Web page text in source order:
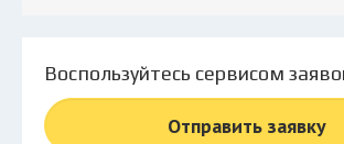
© 2026 Все права защищены
Воспользуйтесь сервисом
Отправить заявку